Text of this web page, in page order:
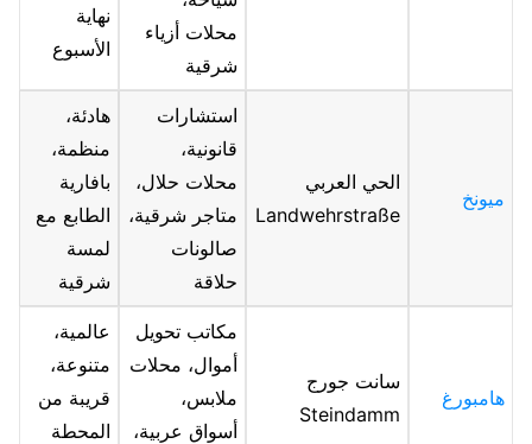
محلات أزياء
شرقية
نهاية
الأسبوع
ميونخ
الحي العربي
Landwehrstraße
استشارات
قانونية،
محلات حلال،
متاجر شرقية،
صالونات
حلاقة
هادئة،
منظمة،
بافارية
الطابع مع
لمسة
شرقية
هامبورغ
سانت جورج
Steindamm
مكاتب تحويل
أموال، محلات
ملابس،
أسواق عربية،
عالمية،
متنوعة،
قريبة من
المحطة